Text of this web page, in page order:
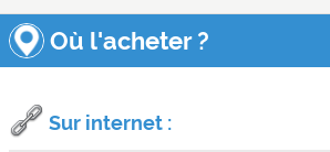
Où l'acheter ?
Sur internet :